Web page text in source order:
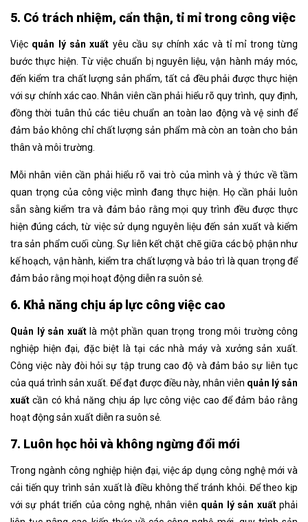
5. Có trách nhiệm, cẩn thận, tỉ mỉ trong công việc
Việc quản lý sản xuất yêu cầu sự chính xác và tỉ mỉ trong từng
bước thực hiện. Từ việc chuẩn bị nguyên liệu, vận hành máy móc,
đến kiểm tra chất lượng sản phẩm, tất cả đều phải được thực hiện
với sự chính xác cao. Nhân viên cần phải hiểu rõ quy trình, quy định,
đồng thời tuân thủ các tiêu chuẩn an toàn lao động và vệ sinh để
đảm bảo không chỉ chất lượng sản phẩm mà còn an toàn cho bản
thân và môi trường.
Mỗi nhân viên cần phải hiểu rõ vai trò của mình và ý thức về tầm
quan trọng của công việc mình đang thực hiện. Họ cần phải luôn
sẵn sàng kiểm tra và đảm bảo rằng mọi quy trình đều được thực
hiện đúng cách, từ việc sử dụng nguyên liệu đến sản xuất và kiểm
tra sản phẩm cuối cùng. Sự liên kết chặt chẽ giữa các bộ phận như
kế hoạch, vận hành, kiểm tra chất lượng và bảo trì là quan trọng để
đảm bảo rằng mọi hoạt động diễn ra suôn sẻ.
6. Khả năng chịu áp lực công việc cao
Quản lý sản xuấtlà một phần quan trọng trong môi trường công
nghiệp hiện đại, đặc biệt là tại các nhà máy và xưởng sản xuất.
Công việc này đòi hỏi sự tập trung cao độ và đảm bảo sự liên tục
của quá trình sản xuất. Để đạt được điều này, nhân viên quản lý sản
xuất cần có khả năng chịu áp lực công việc cao để đảm bảo rằng
hoạt động sản xuất diễn ra suôn sẻ.
7. Luôn học hỏi và không ngừng đổi mới
Trong ngành công nghiệp hiện đại, việc áp dụng công nghệ mới và
cải tiến quy trình sản xuất là điều không thể tránh khỏi. Để theo kịp
với sự phát triển của công nghệ, nhân viên quản lý sản xuấtphải